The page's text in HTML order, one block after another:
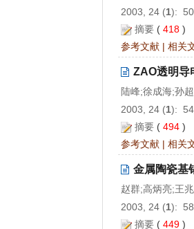
2003, 24 (1):
摘要 ( 418 )
参考文献 | 相关
ZAO透明导
陆峰;徐成海;孙
2003, 24 (1):
摘要 ( 494 )
参考文献 | 相关
金属陶瓷基
赵群;高炳亮;王
2003, 24 (1):
摘要 ( 449 )